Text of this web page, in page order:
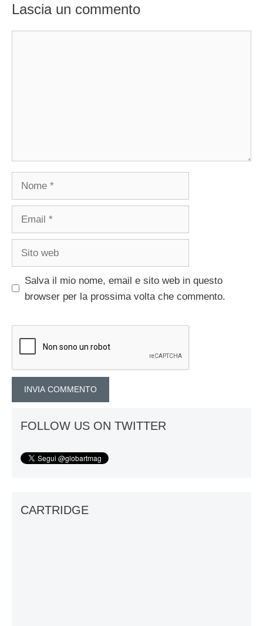
Lascia un commento
Salva il mio nome, email e sito web in questo
browser per la prossima volta che commento.
FOLLOW US ON TWITTER
CARTRIDGE